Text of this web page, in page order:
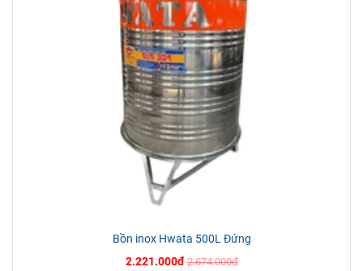
Bồn inox Hwata 500L Đứng
2.221.000đ 2.674.000đ